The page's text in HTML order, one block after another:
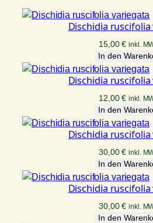
Dischidia
15,00€ inkl.
In den
Dischidia
12,00€ inkl.
In den
Dischidia
30,00€ inkl.
In den
Dischidia
30,00€ inkl.
In den